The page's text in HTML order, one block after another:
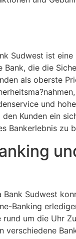
Sudwest ist eine
Bank, die die
als oberste
und
Kunden ein
Bankerlebnis zu
Bank Sudwest
Banking
rund um die Uhr
verschiedene